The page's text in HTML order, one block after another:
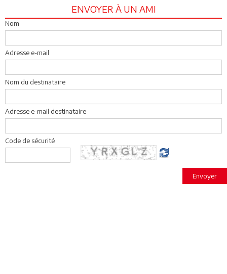
ENVOYER À UN AMI
Nom
Adresse e-mail
Nom du destinataire
Adresse e-mail destinataire
Code de sécurité
Envoyer